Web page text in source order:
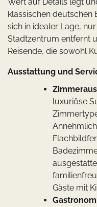
klassischen deutschen
sich in idealer Lage,
Stadtzentrum entfernt
Reisende, die sowohl
Ausstattung und
luxuriöse
Gäste mit